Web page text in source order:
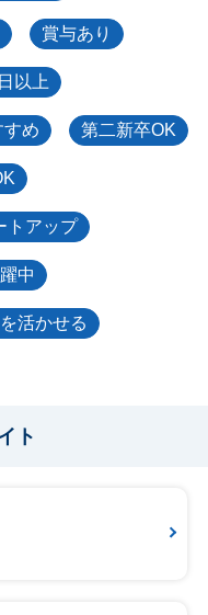
賞与あり
以上
すめ 第二新卒OK
トアップ
中
活かせる
ト